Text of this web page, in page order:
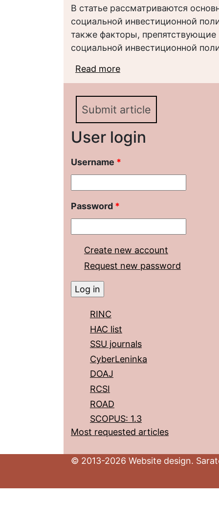
В статье рассматриваются
социальной инвестиционной
также факторы,
социальной инвестиционной
Read more
инвестиций в
Submit article
User login
Username *
Password *
Create new account
Request new password
RINC
HAC list
SSU journals
CyberLeninka
DOAJ
RCSI
ROAD
SCOPUS: 1.3
Most requested articles
© 2013-2026 Website design.